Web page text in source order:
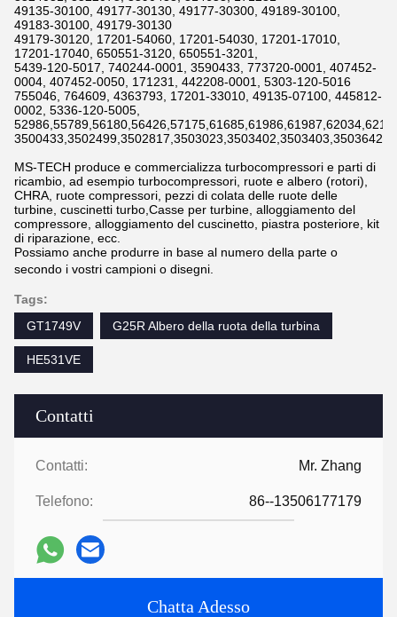
Contatti
Contatti: Mr. Zhang
Telefono: 86--13506177179
Chatta Adesso
49135-30100, 49177-30130, 49177-30300, 49189-30100,
49183-30100, 49179-30130
49179-30120, 17201-54060, 17201-54030, 17201-17010,
17201-17040, 650551-3120, 650551-3201,
5439-120-5017, 740244-0001, 3590433, 773720-0001, 407452-
0004, 407452-0050, 171231, 442208-0001, 5303-120-5016
755046, 764609, 4363793, 17201-33010, 49135-07100, 445812-
0002, 5336-120-5005,
MS-TECH produce e commercializza turbocompressori e parti di
ricambio, ad esempio turbocompressori, ruote e albero (rotori),
CHRA, ruote compressori, pezzi di colata delle ruote delle
turbine, cuscinetti turbo,Casse per turbine, alloggiamento del
compressore, alloggiamento del cuscinetto, piastra posteriore, kit
di riparazione, ecc.
Possiamo anche produrre in base al numero della parte o
secondo i vostri campioni o disegni.
Tags:
GT1749V
G25R Albero della ruota della turbina
HE531VE